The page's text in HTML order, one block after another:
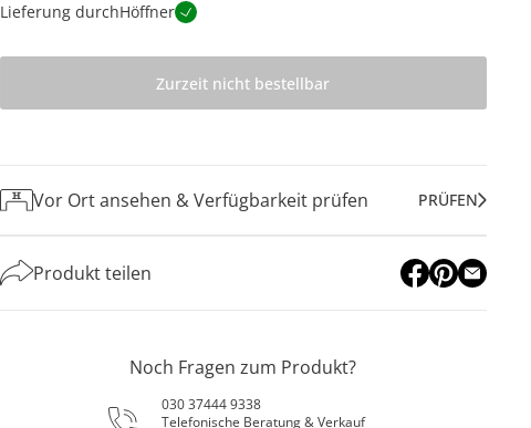
Lieferung durchHöffner
Zurzeit nicht bestellbar
Vor Ort ansehen & Verfügbarkeit prüfen PRÜFEN
Produkt teilen
Noch Fragen zum Produkt?
030 37444 9338
Telefonische Beratung & Verkauf